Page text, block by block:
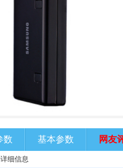
数 基本参数 网友
细信息